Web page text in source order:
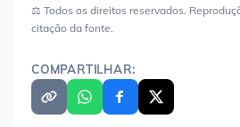
⚖️ Todos os direitos reservados.
citação da fonte.
COMPARTILHAR: